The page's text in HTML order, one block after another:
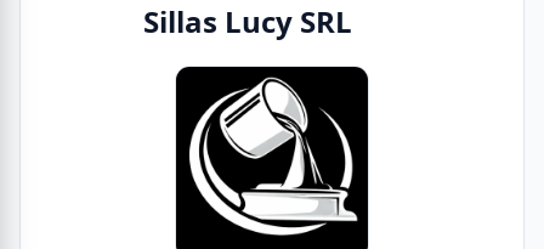
Sillas Lucy SRL